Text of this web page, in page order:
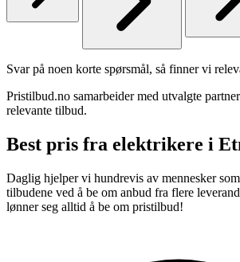
Svar på noen korte spørsmål, så finner vi
Pristilbud.no samarbeider med utvalgte
relevante tilbud.
Best pris fra elektrikere i
Daglig hjelper vi hundrevis av mennesker
tilbudene ved å be om anbud fra flere
lønner seg alltid å be om pristilbud!